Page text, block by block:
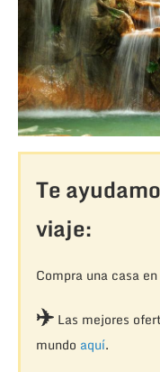
Te
viaje:
Compra una casa
✈️Las mejores
mundo aquí.